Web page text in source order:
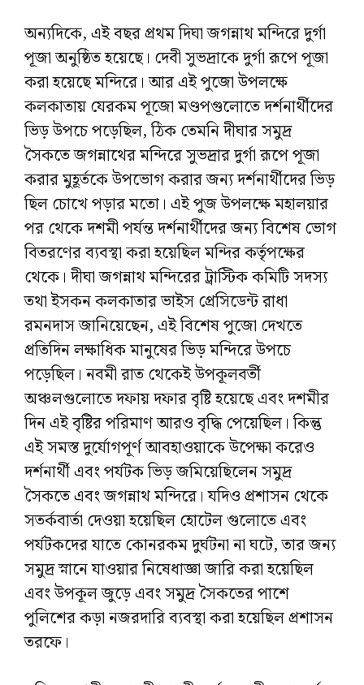
অন্যদিকে, এই বছর প্রথম দিঘা জগন্নাথ মন্দিরে দুর্গা
পূজা অনুষ্ঠিত হয়েছে। দেবী সুভদ্রাকে দুর্গা রূপে পূজা
করা হয়েছে মন্দিরে। আর এই পুজো উপলক্ষে
কলকাতায় যেরকম পূজো মণ্ডপগুলোতে দর্শনার্থীদের
ভিড় উপচে পড়েছিল, ঠিক তেমনি দীঘার সমুদ্র
সৈকতে জগন্নাথের মন্দিরে সুভদ্রার দুর্গা রূপে পূজা
করার মুহূর্তকে উপভোগ করার জন্য দর্শনার্থীদের ভিড়
ছিল চোখে পড়ার মতো। এই পুজ উপলক্ষে মহালয়ার
পর থেকে দশমী পর্যন্ত দর্শনার্থীদের জন্য বিশেষ ভোগ
বিতরণের ব্যবস্থা করা হয়েছিল মন্দির কর্তৃপক্ষের
থেকে। দীঘা জগন্নাথ মন্দিরের ট্রাস্টিক কমিটি সদস্য
তথা ইসকন কলকাতার ভাইস প্রেসিডেন্ট রাধা
রমনদাস জানিয়েছেন, এই বিশেষ পুজো দেখতে
প্রতিদিন লক্ষাধিক মানুষের ভিড় মন্দিরে উপচে
পড়েছিল। নবমী রাত থেকেই উপকূলবর্তী
অঞ্চলগুলোতে দফায় দফার বৃষ্টি হয়েছে এবং দশমীর
দিন এই বৃষ্টির পরিমাণ আরও বৃদ্ধি পেয়েছিল। কিন্তু
এই সমস্ত দুর্যোগপূর্ণ আবহাওয়াকে উপেক্ষা করেও
দর্শনার্থী এবং পর্যটক ভিড় জমিয়েছিলেন সমুদ্র
সৈকতে এবং জগন্নাথ মন্দিরে। যদিও প্রশাসন থেকে
সতর্কবার্তা দেওয়া হয়েছিল হোটেল গুলোতে এবং
পর্যটকদের যাতে কোনরকম দুর্ঘটনা না ঘটে, তার জন্য
সমুদ্র স্নানে যাওয়ার নিষেধাজ্ঞা জারি করা হয়েছিল
এবং উপকূল জুড়ে এবং সমুদ্র সৈকতের পাশে
পুলিশের কড়া নজরদারি ব্যবস্থা করা হয়েছিল প্রশাসন
তরফে।